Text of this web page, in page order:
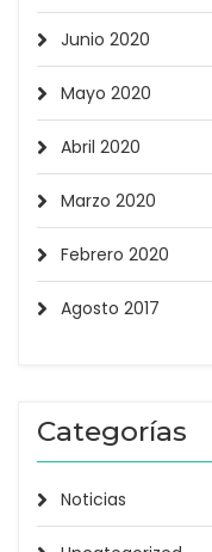
Junio 2020
Mayo 2020
Abril 2020
Marzo 2020
Febrero 2020
Agosto 2017
Categorías
Noticias